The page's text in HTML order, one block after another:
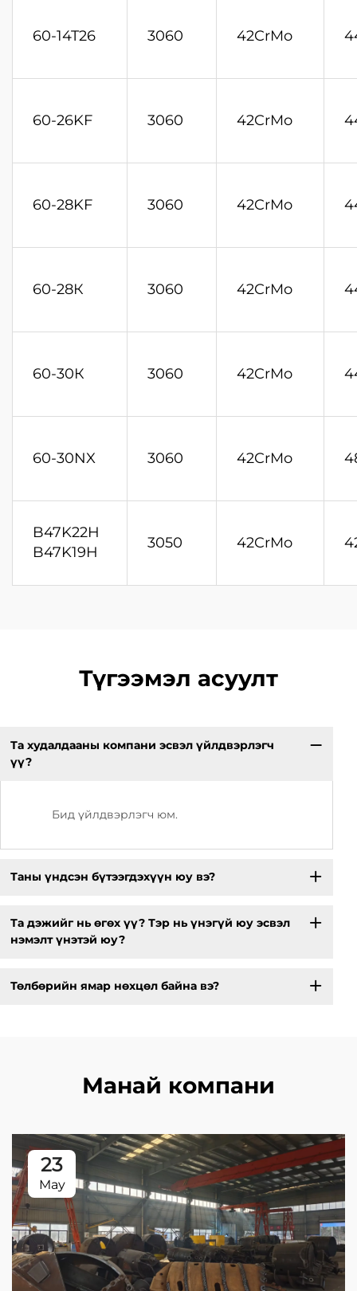
60-14T26 3060 42CrMo
60-26KF 3060 42CrMo
60-28KF 3060 42CrMo
60-28К 3060 42CrMo
60-30К 3060 42CrMo
60-30NX 3060 42CrMo
B47K22H
B47K19H
3050 42CrMo
Түгээмэл асуулт
Та худалдааны компани эсвэл үйлдвэрлэгч
үү?
Бид үйлдвэрлэгч юм.
Таны үндсэн бүтээгдэхүүн юу вэ?
Та дэжийг нь өгөх үү? Тэр нь үнэгүй юу эсвэл
нэмэлт үнэтэй юу?
Төлбөрийн ямар нөхцөл байна вэ?
Манай компани
23
May